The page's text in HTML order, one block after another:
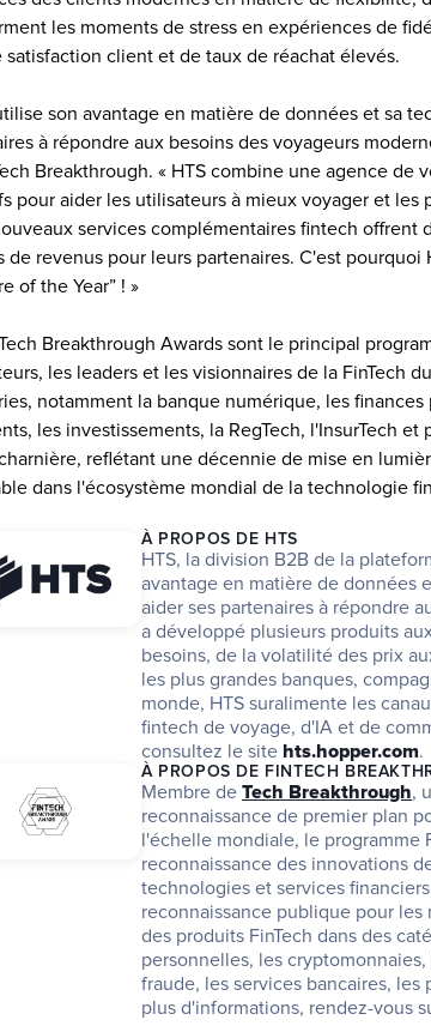
les moments de stress en expériences de
satisfaction client et de taux de réachat élevés.
son avantage en matière de données et sa
à répondre aux besoins des voyageurs
Breakthrough. « HTS combine une agence
pour aider les utilisateurs à mieux voyager et les
services complémentaires fintech
de revenus pour leurs partenaires. C'est pourquoi
of the Year” ! »
Breakthrough Awards sont le principal
les leaders et les visionnaires de la FinTech
notamment la banque numérique, les
les investissements, la RegTech, l'InsurTech
reflétant une décennie de mise en
dans l'écosystème mondial de la technologie
À PROPOS DE HTS
HTS, la division B2B de la
avantage en matière de données
aider ses partenaires à répondre
a développé plusieurs produits
besoins, de la volatilité des prix
les plus grandes banques,
monde, HTS suralimente les
fintech de voyage, d'IA et de
consultez le site hts.hopper.com.
À PROPOS DE FINTECH
Membre de Tech Breakthrough,
reconnaissance de premier plan
l'échelle mondiale, le programme
reconnaissance des innovations
technologies et services
reconnaissance publique pour
des produits FinTech dans des
personnelles, les
fraude, les services bancaires, les
plus d'informations, rendez-vous